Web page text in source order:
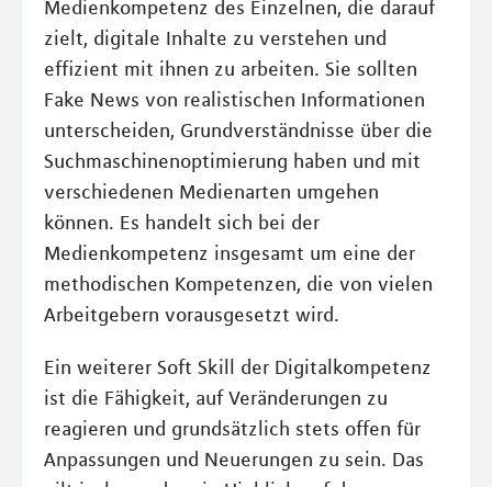
Medienkompetenz des Einzelnen, die darauf
zielt, digitale Inhalte zu verstehen und
effizient mit ihnen zu arbeiten. Sie sollten
Fake News von realistischen Informationen
unterscheiden, Grundverständnisse über die
Suchmaschinenoptimierung haben und mit
verschiedenen Medienarten umgehen
können. Es handelt sich bei der
Medienkompetenz insgesamt um eine der
methodischen Kompetenzen, die von vielen
Arbeitgebern vorausgesetzt wird.
Ein weiterer Soft Skill der Digitalkompetenz
ist die Fähigkeit, auf Veränderungen zu
reagieren und grundsätzlich stets offen für
Anpassungen und Neuerungen zu sein. Das